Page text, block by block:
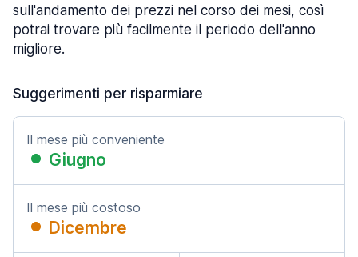
sull'andamento dei prezzi nel corso dei mesi, così
potrai trovare più facilmente il periodo dell'anno
migliore.
Suggerimenti per risparmiare
Il mese più conveniente
Giugno
Il mese più costoso
Dicembre